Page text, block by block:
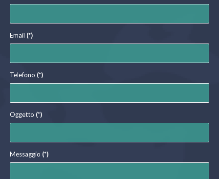
Email (*)
Telefono (*)
Oggetto (*)
Messaggio (*)